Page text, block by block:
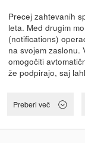
Precej zahtevanih
leta. Med drugim
(notifications)
na svojem zaslonu.
omogočiti
že podpirajo, saj
Preberi več